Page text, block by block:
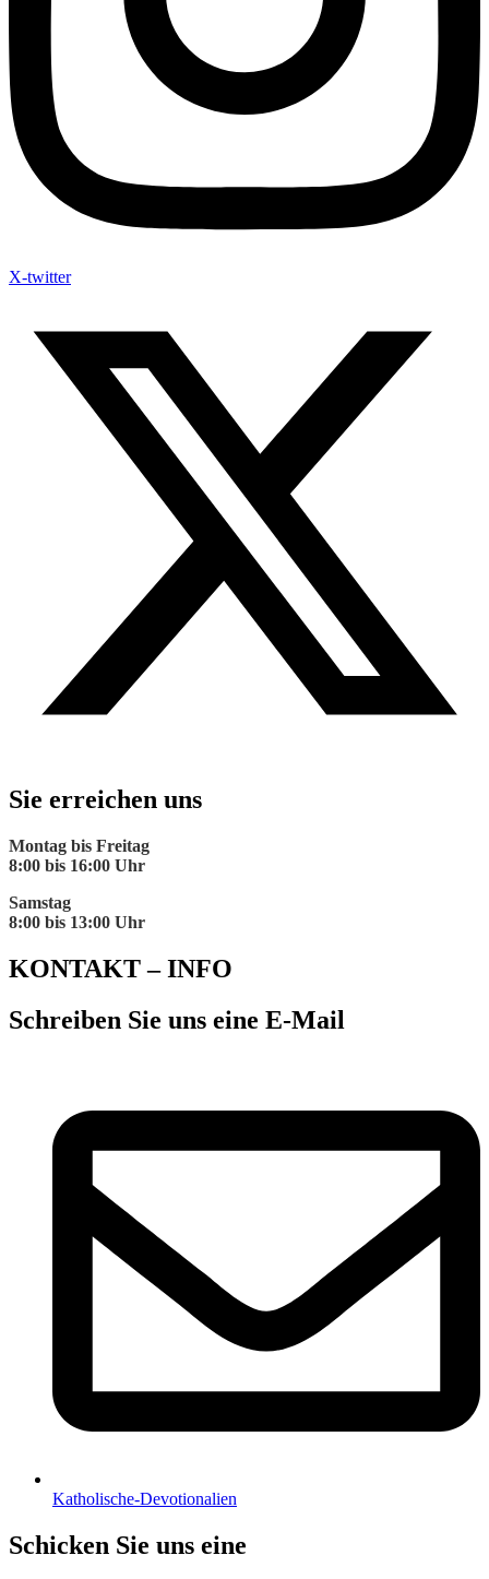
X-twitter
Sie erreichen uns
Montag bis Freitag
8:00 bis 16:00 Uhr
Samstag
8:00 bis 13:00 Uhr
KONTAKT – INFO
Schreiben Sie uns eine E-Mail
Katholische-Devotionalien
Schicken Sie uns eine